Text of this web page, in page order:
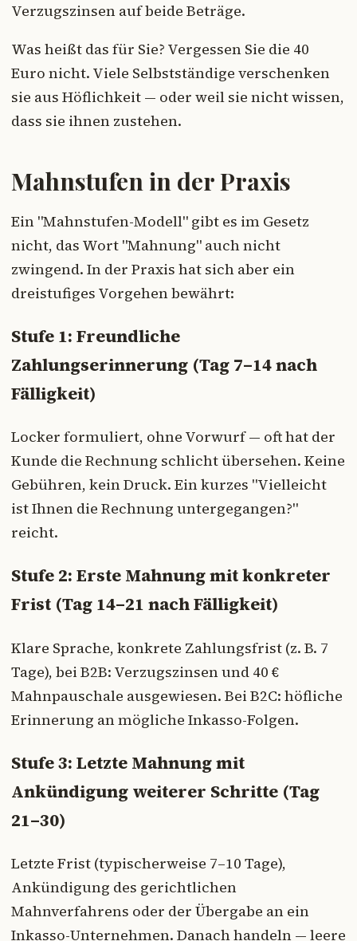
Verzugszinsen auf beide Beträge.
Was heißt das für Sie? Vergessen Sie die 40
Euro nicht. Viele Selbstständige verschenken
sie aus Höflichkeit — oder weil sie nicht wissen,
dass sie ihnen zustehen.
Mahnstufen in der Praxis
Ein "Mahnstufen-Modell" gibt es im Gesetz
nicht, das Wort "Mahnung" auch nicht
zwingend. In der Praxis hat sich aber ein
dreistufiges Vorgehen bewährt:
Stufe 1: Freundliche
Zahlungserinnerung (Tag 7–14 nach
Fälligkeit)
Locker formuliert, ohne Vorwurf — oft hat der
Kunde die Rechnung schlicht übersehen. Keine
Gebühren, kein Druck. Ein kurzes "Vielleicht
ist Ihnen die Rechnung untergegangen?"
reicht.
Stufe 2: Erste Mahnung mit konkreter
Frist (Tag 14–21 nach Fälligkeit)
Klare Sprache, konkrete Zahlungsfrist (z. B. 7
Tage), bei B2B: Verzugszinsen und 40 €
Mahnpauschale ausgewiesen. Bei B2C: höfliche
Erinnerung an mögliche Inkasso-Folgen.
Stufe 3: Letzte Mahnung mit
Ankündigung weiterer Schritte (Tag
21–30)
Letzte Frist (typischerweise 7–10 Tage),
Ankündigung des gerichtlichen
Mahnverfahrens oder der Übergabe an ein
Inkasso-Unternehmen. Danach handeln — leere